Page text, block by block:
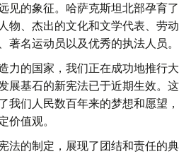
见的象征。哈萨克斯坦北部孕育了
物、杰出的文化和文学代表、劳动
著名运动员以及优秀的执法人员。
力的国家，我们正在成功地推行大
展基石的新宪法已于近期生效。这
我们人民数百年来的梦想和愿望，
价值观。
法的制定，展现了团结和责任的典